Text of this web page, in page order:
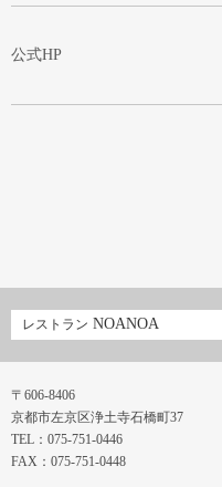
公式HP
レストラン NOANOA
〒606-8406
京都市左京区浄土寺石橋町37
TEL：075-751-0446
FAX：075-751-0448